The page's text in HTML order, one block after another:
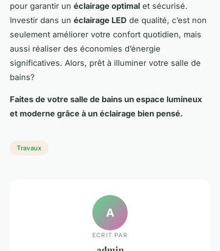
pour garantir un éclairage optimal et sécurisé.
Investir dans un éclairage LED de qualité, c’est non
seulement améliorer votre confort quotidien, mais
aussi réaliser des économies d’énergie
significatives. Alors, prêt à illuminer votre salle de
bains?
Faites de votre salle de bains un espace lumineux
et moderne grâce à un éclairage bien pensé.
Travaux
A
ECRIT PAR